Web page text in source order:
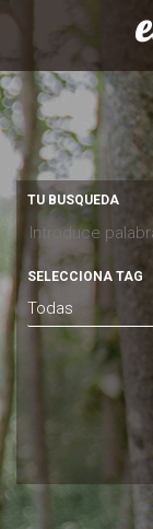
TU BUSQUEDA
SELECCIONA TAG